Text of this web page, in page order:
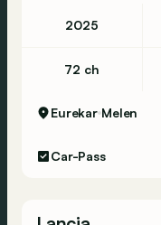
2025
72 ch
Eurekar Melen
Car-Pass